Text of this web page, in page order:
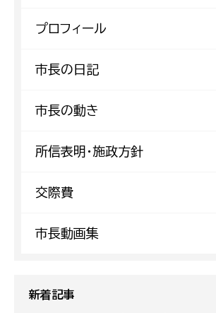
プロフィール
市長の日記
市長の動き
所信表明・施政方針
交際費
市長動画集
新着記事